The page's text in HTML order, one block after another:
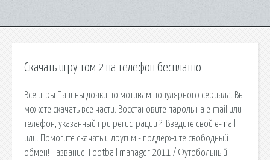
Скачать игру том 2 на телефон бесплатно
Все игры Папины дочки по мотивам популярного сериала. Вы
можете скачать все части. Восстановите пароль на e-mail или
телефон, указанный при регистрации ?. Введите свой e-mail
или. Помогите скачать и другим - поддержите свободный
обмен! Название: Football manager 2011 / Футобольный.